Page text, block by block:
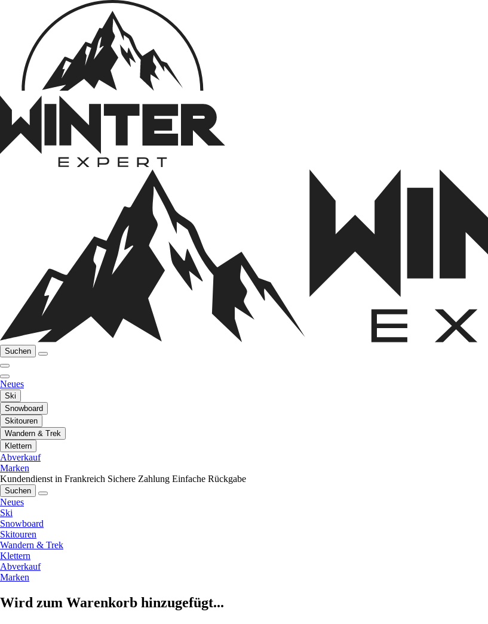
Suchen
Neues
Ski
Snowboard
Skitouren
Wandern & Trek
Klettern
Abverkauf
Marken
Kundendienst in Frankreich Sichere Zahlung Einfache Rückgabe
Suchen
Neues
Ski
Snowboard
Skitouren
Wandern & Trek
Klettern
Abverkauf
Marken
Wird zum Warenkorb hinzugefügt...